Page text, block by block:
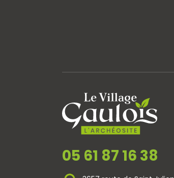
05 61 87 16 38